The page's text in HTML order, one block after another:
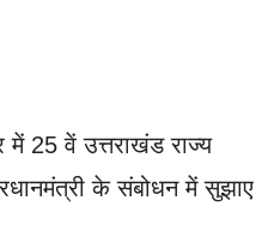
में 25 वें उत्तराखंड राज्य
के संबोधन में सुझाए